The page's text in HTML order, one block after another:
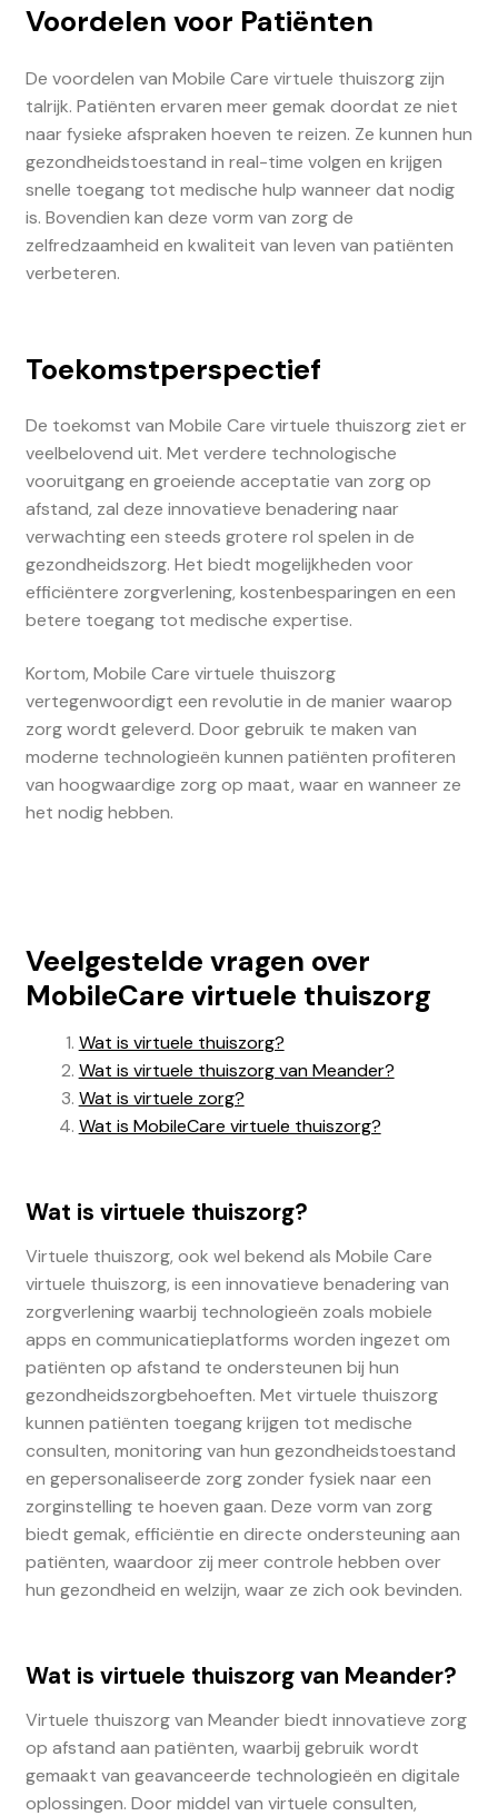
Voordelen voor Patiënten
De voordelen van Mobile Care virtuele thuiszorg zijn
talrijk. Patiënten ervaren meer gemak doordat ze niet
naar fysieke afspraken hoeven te reizen. Ze kunnen hun
gezondheidstoestand in real-time volgen en krijgen
snelle toegang tot medische hulp wanneer dat nodig
is. Bovendien kan deze vorm van zorg de
zelfredzaamheid en kwaliteit van leven van patiënten
verbeteren.
Toekomstperspectief
De toekomst van Mobile Care virtuele thuiszorg ziet er
veelbelovend uit. Met verdere technologische
vooruitgang en groeiende acceptatie van zorg op
afstand, zal deze innovatieve benadering naar
verwachting een steeds grotere rol spelen in de
gezondheidszorg. Het biedt mogelijkheden voor
efficiëntere zorgverlening, kostenbesparingen en een
betere toegang tot medische expertise.
Kortom, Mobile Care virtuele thuiszorg
vertegenwoordigt een revolutie in de manier waarop
zorg wordt geleverd. Door gebruik te maken van
moderne technologieën kunnen patiënten profiteren
van hoogwaardige zorg op maat, waar en wanneer ze
het nodig hebben.
Veelgestelde vragen over
MobileCare virtuele thuiszorg
Wat is virtuele thuiszorg?
Wat is virtuele thuiszorg van Meander?
Wat is virtuele zorg?
Wat is MobileCare virtuele thuiszorg?
Wat is virtuele thuiszorg?
Virtuele thuiszorg, ook wel bekend als Mobile Care
virtuele thuiszorg, is een innovatieve benadering van
zorgverlening waarbij technologieën zoals mobiele
apps en communicatieplatforms worden ingezet om
patiënten op afstand te ondersteunen bij hun
gezondheidszorgbehoeften. Met virtuele thuiszorg
kunnen patiënten toegang krijgen tot medische
consulten, monitoring van hun gezondheidstoestand
en gepersonaliseerde zorg zonder fysiek naar een
zorginstelling te hoeven gaan. Deze vorm van zorg
biedt gemak, efficiëntie en directe ondersteuning aan
patiënten, waardoor zij meer controle hebben over
hun gezondheid en welzijn, waar ze zich ook bevinden.
Wat is virtuele thuiszorg van Meander?
Virtuele thuiszorg van Meander biedt innovatieve zorg
op afstand aan patiënten, waarbij gebruik wordt
gemaakt van geavanceerde technologieën en digitale
oplossingen. Door middel van virtuele consulten,